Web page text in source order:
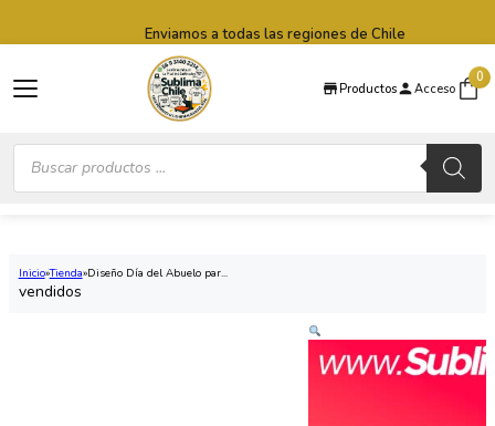
Productos Acceso
0
Búsqueda
productos
Enviamos a todas las regiones de Chile
Inicio Tienda Diseño Día del Abuelo par...
vendidos